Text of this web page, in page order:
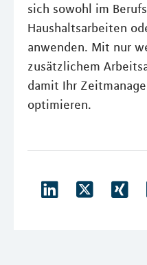
sich sowohl im
Haushaltsarbeiten
anwenden. Mit nur
zusätzlichem
damit Ihr
optimieren.